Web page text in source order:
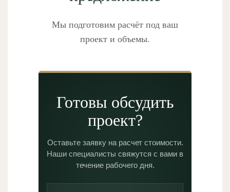
Мы подготовим расчёт под ваш
проект и объемы.
Готовы обсудить
проект?
Оставьте заявку на расчет стоимости.
Наши специалисты свяжутся с вами в
течение рабочего дня.